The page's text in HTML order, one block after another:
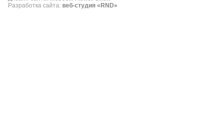
Разработка сайта: веб-студия «RND»